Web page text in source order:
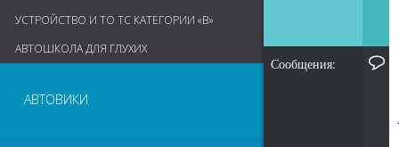
УСТРОЙСТВО И ТО ТС КАТЕГОРИИ «В»
АВТОШКОЛА ДЛЯ ГЛУХИХ
АВТОВИКИ
Сообщения: